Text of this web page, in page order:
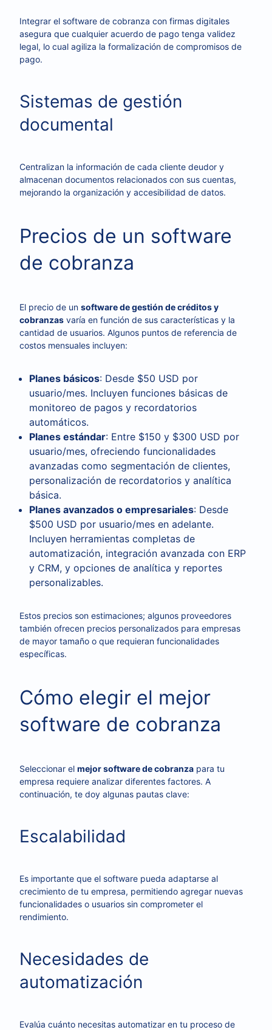
Integrar el software de cobranza con firmas digitales
asegura que cualquier acuerdo de pago tenga validez
legal, lo cual agiliza la formalización de compromisos de
pago.
Sistemas de gestión
documental
Centralizan la información de cada cliente deudor y
almacenan documentos relacionados con sus cuentas,
mejorando la organización y accesibilidad de datos.
Precios de un software
de cobranza
El precio de un software de gestión de créditos y
cobranzas varía en función de sus características y la
cantidad de usuarios. Algunos puntos de referencia de
costos mensuales incluyen:
Planes básicos: Desde $50 USD por
usuario/mes. Incluyen funciones básicas de
monitoreo de pagos y recordatorios
automáticos.
Planes estándar: Entre $150 y $300 USD por
usuario/mes, ofreciendo funcionalidades
avanzadas como segmentación de clientes,
personalización de recordatorios y analítica
básica.
Planes avanzados o empresariales: Desde
$500 USD por usuario/mes en adelante.
Incluyen herramientas completas de
automatización, integración avanzada con ERP
y CRM, y opciones de analítica y reportes
personalizables.
Estos precios son estimaciones; algunos proveedores
también ofrecen precios personalizados para empresas
de mayor tamaño o que requieran funcionalidades
específicas.
Cómo elegir el mejor
software de cobranza
Seleccionar el mejor software de cobranza para tu
empresa requiere analizar diferentes factores. A
continuación, te doy algunas pautas clave:
Escalabilidad
Es importante que el software pueda adaptarse al
crecimiento de tu empresa, permitiendo agregar nuevas
funcionalidades o usuarios sin comprometer el
rendimiento.
Necesidades de
automatización
Evalúa cuánto necesitas automatizar en tu proceso de